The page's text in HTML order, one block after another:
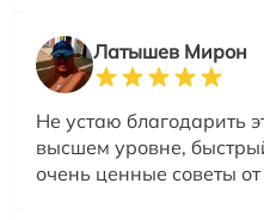
Латышев Мирон
Не устаю благодарить
высшем уровне,
очень ценные советы